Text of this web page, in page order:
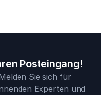
Posteingang!
Sie sich für
Experten und